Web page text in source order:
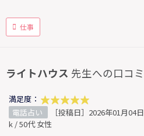
仕事
ライトハウス 先生への口コミ
満足度：
電話占い
［投稿日］2026年01月04日
k / 50代 女性